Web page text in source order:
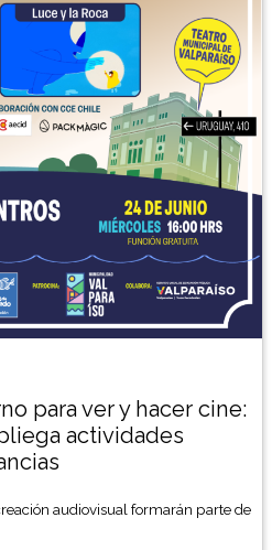
para ver y hacer cine:
actividades
audiovisual formarán parte de